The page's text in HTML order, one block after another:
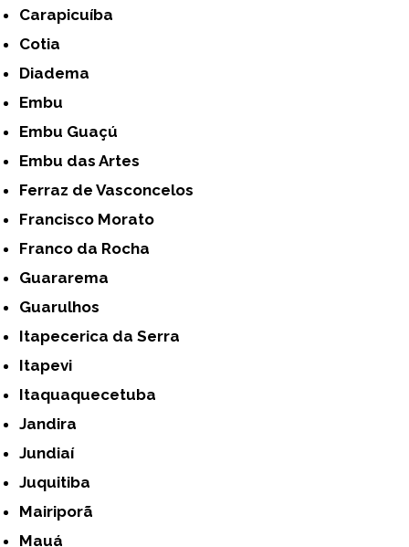
Carapicuíba
Cotia
Diadema
Embu
Embu Guaçú
Embu das Artes
Ferraz de Vasconcelos
Francisco Morato
Franco da Rocha
Guararema
Guarulhos
Itapecerica da Serra
Itapevi
Itaquaquecetuba
Jandira
Jundiaí
Juquitiba
Mairiporã
Mauá